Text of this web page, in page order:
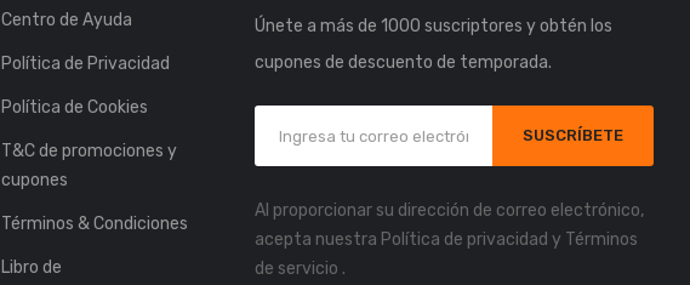
Centro de Ayuda
Política de Privacidad
Política de Cookies
T&C de promociones y
cupones
Términos & Condiciones
Libro de
Únete a más de 1000 suscriptores y obtén los
cupones de descuento de temporada.
SUSCRÍBETE
Al proporcionar su dirección de correo electrónico,
acepta nuestra Política de privacidad y Términos
de servicio .